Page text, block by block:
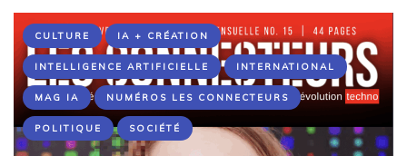
CULTURE IA + CRÉATION
INTELLIGENCE ARTIFICIELLE INTERNATIONAL
MAG IA NUMÉROS LES CONNECTEURS
POLITIQUE SOCIÉTÉ